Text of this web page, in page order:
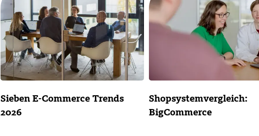
Sieben E-Commerce Trends
2026
Shopsystemvergleich:
BigCommerce